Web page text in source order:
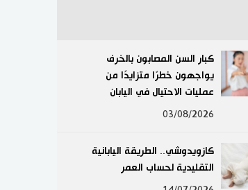
كبار السن المصابون بالخرف
يواجهون خطرًا متزايدًا من
عمليات الاحتيال في اليابان
03/08/2026
كازويدوشي.. الطريقة اليابانية
التقليدية لحساب العمر